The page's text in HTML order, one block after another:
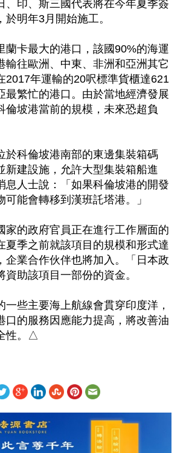
、印、斯三國代表將在今年夏季簽
明年3月開始施工。
蘭卡最大的港口，該國90%的海運
輸往歐洲、中東、非洲和亞洲其它
2017年運輸的20呎標準貨櫃達621
最繁忙的港口。由於當地經濟發展
倫坡港當前的規模，未來恐超負
於科倫坡港南部的東邊集裝箱碼
新建設施，允許大型集裝箱船進
息人士說：「如果科倫坡港的開發
可能會轉移到漢班託塔港。」
家的政府官員正在進行工作層面的
夏季之前就該項目的規模和形式達
企業合作伙伴也將加入。「日本政
資助該項目一部份的資金。
一些主要海上航線會貫穿印度洋，
口的服務因應能力提高，將改善油